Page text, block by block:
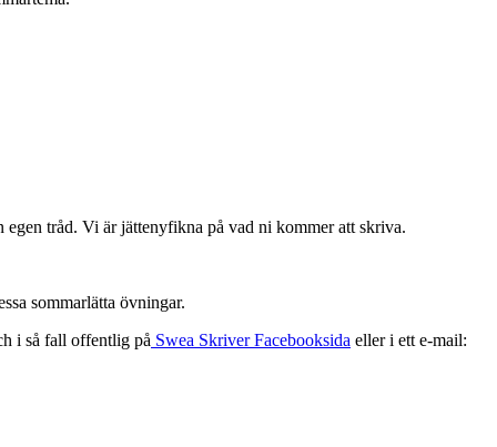
tråd. Vi är jättenyfikna på vad ni kommer att skriva.
sommarlätta övningar.
i så fall offentlig på Swea Skriver Facebooksida eller i ett e-mail: